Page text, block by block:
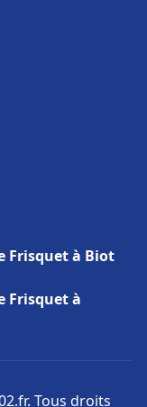
Frisquet à Biot
Frisquet à
Tous droits